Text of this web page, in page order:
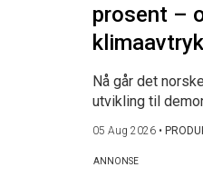
prosent –
Nå går det
utvikling til
05 Aug 2026 •